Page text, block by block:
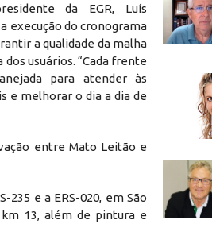
da EGR, Luís
execução do cronograma
a qualidade da malha
dos usuários. “Cada frente
para atender às
e melhorar o dia a dia de
entre Mato Leitão e
235 e a ERS-020, em São
13, além de pintura e